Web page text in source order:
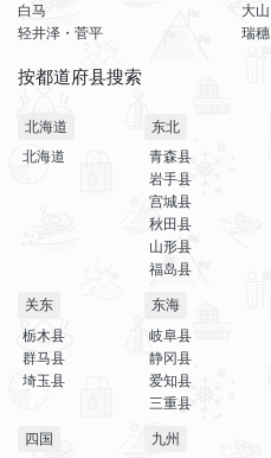
白马
轻井泽・菅平
大山
瑞穗
按都道府县搜索
北海道
北海道
东北
青森县
岩手县
宫城县
秋田县
山形县
福岛县
关东
栃木县
群马县
埼玉县
东海
岐阜县
静冈县
爱知县
三重县
四国
九州